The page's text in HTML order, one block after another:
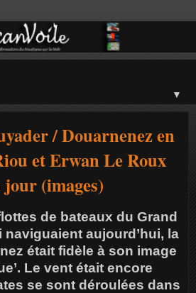
▼
/ Douarnenez en
et Erwan Le Roux
(images)
de bateaux du Grand
naviguaient aujourd’hui, la
était fidèle à son image
Le vent était encore
se sont déroulées dans